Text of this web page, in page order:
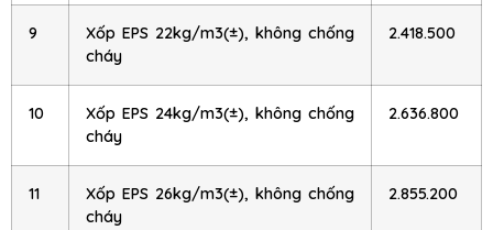
9
Xốp EPS 22kg/m3(±), không chống
cháy
2.418.500
10
Xốp EPS 24kg/m3(±), không chống
cháy
2.636.800
11
Xốp EPS 26kg/m3(±), không chống
cháy
2.855.200